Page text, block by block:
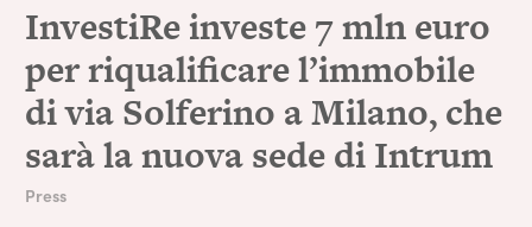
InvestiRe investe 7 mln euro
per riqualificare l’immobile
di via Solferino a Milano, che
sarà la nuova sede di Intrum
Press